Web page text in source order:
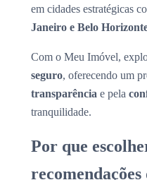
em cidades estratégicas
Janeiro e Belo
Com o Meu Imóvel,
seguro, oferecendo um
transparência e pela
tranquilidade.
Por que